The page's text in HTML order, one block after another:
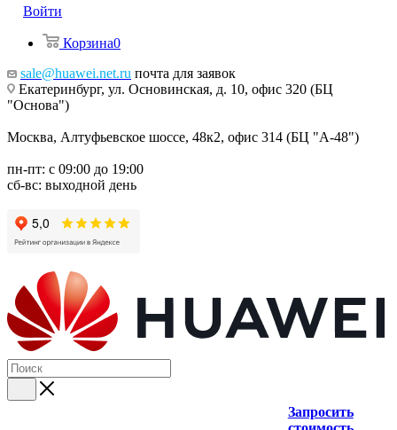
Войти
Корзина0
sale@huawei.net.ru почта для заявок
Екатеринбург, ул. Основинская, д. 10, офис 320 (БЦ
"Основа")
Москва, Алтуфьевское шоссе, 48к2, офис 314 (БЦ "А-48")
пн-пт: с 09:00 до 19:00
сб-вс: выходной день
Запросить